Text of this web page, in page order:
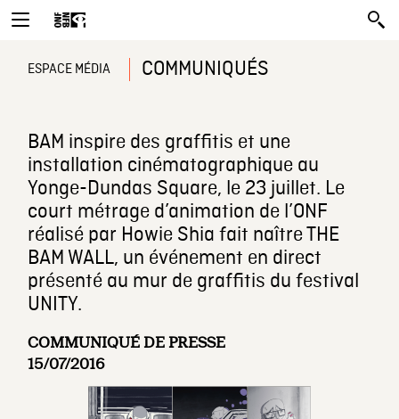
ESPACE MÉDIA COMMUNIQUÉS
BAM inspire des graffitis et une
installation cinématographique au
Yonge-Dundas Square, le 23 juillet. Le
court métrage d’animation de l’ONF
réalisé par Howie Shia fait naître THE
BAM WALL, un événement en direct
présenté au mur de graffitis du festival
UNITY.
COMMUNIQUÉ DE PRESSE
15/07/2016